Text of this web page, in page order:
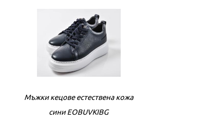
Дамски сникърси бели EOBUVKIBG
Мъжки кецове естествена кожа